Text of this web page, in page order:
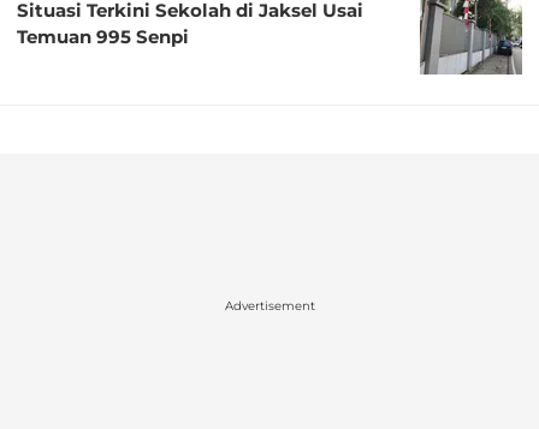
Situasi Terkini Sekolah di Jaksel Usai
Temuan 995 Senpi
Advertisement